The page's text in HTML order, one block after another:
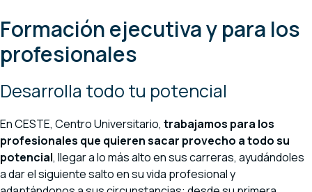
Formación ejecutiva y para los
profesionales
Desarrolla todo tu potencial
En CESTE, Centro Universitario, trabajamos para los
profesionales que quieren sacar provecho a todo su
potencial, llegar a lo más alto en sus carreras, ayudándoles
a dar el siguiente salto en su vida profesional y